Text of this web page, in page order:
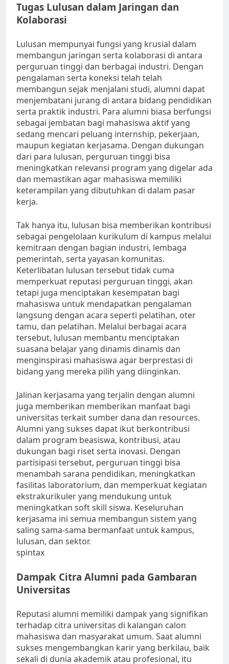
Tugas Lulusan dalam Jaringan dan
Kolaborasi
Lulusan mempunyai fungsi yang krusial dalam
membangun jaringan serta kolaborasi di antara
perguruan tinggi dan berbagai industri. Dengan
pengalaman serta koneksi telah telah
membangun sejak menjalani studi, alumni dapat
menjembatani jurang di antara bidang pendidikan
serta praktik industri. Para alumni biasa berfungsi
sebagai jembatan bagi mahasiswa aktif yang
sedang mencari peluang internship, pekerjaan,
maupun kegiatan kerjasama. Dengan dukungan
dari para lulusan, perguruan tinggi bisa
meningkatkan relevansi program yang digelar ada
dan memastikan agar mahasiswa memiliki
keterampilan yang dibutuhkan di dalam pasar
kerja.
Tak hanya itu, lulusan bisa memberikan kontribusi
sebagai pengelolaan kurikulum di kampus melalui
kemitraan dengan bagian industri, lembaga
pemerintah, serta yayasan komunitas.
Keterlibatan lulusan tersebut tidak cuma
memperkuat reputasi perguruan tinggi, akan
tetapi juga menciptakan kesempatan bagi
mahasiswa untuk mendapatkan pengalaman
langsung dengan acara seperti pelatihan, oter
tamu, dan pelatihan. Melalui berbagai acara
tersebut, lulusan membantu menciptakan
suasana belajar yang dinamis dinamis dan
menginspirasi mahasiswa agar berprestasi di
bidang yang mereka pilih yang diinginkan.
Jalinan kerjasama yang terjalin dengan alumni
juga memberikan memberikan manfaat bagi
universitas terkait sumber dana dan resources.
Alumni yang sukses dapat ikut berkontribusi
dalam program beasiswa, kontribusi, atau
dukungan bagi riset serta inovasi. Dengan
partisipasi tersebut, perguruan tinggi bisa
menambah sarana pendidikan, meningkatkan
fasilitas laboratorium, dan memperkuat kegiatan
ekstrakurikuler yang mendukung untuk
meningkatkan soft skill siswa. Keseluruhan
kerjasama ini semua membangun sistem yang
saling sama-sama bermanfaat untuk kampus,
lulusan, dan sektor.
spintax
Dampak Citra Alumni pada Gambaran
Universitas
Reputasi alumni memiliki dampak yang signifikan
terhadap citra universitas di kalangan calon
mahasiswa dan masyarakat umum. Saat alumni
sukses mengembangkan karir yang berkilau, baik
sekali di dunia akademik atau profesional, itu